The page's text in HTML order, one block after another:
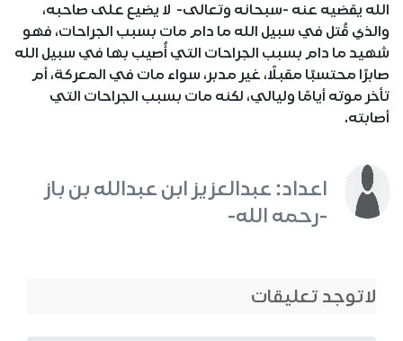
الله يقضيه عنه -سبحانه وتعالى- لا يضيع على صاحبه،
والذي قُتل في سبيل الله ما دام مات بسبب الجراحات، فهو
شهيد ما دام بسبب الجراحات التي أُصيب بها في سبيل الله
صابرًا محتسبًا مقبلًا، غير مدبر، سواء مات في المعركة، أم
تأخر موته أيامًا وليالي، لكنه مات بسبب الجراحات التي
أصابته.
اعداد: عبدالعزيز ابن عبدالله بن باز
-رحمه الله-
لاتوجد تعليقات